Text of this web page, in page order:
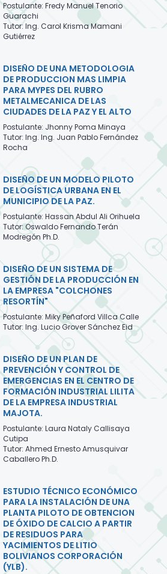
Postulante: Fredy Manuel Tenorio
Guarachi
Tutor: Ing. Carol Krisma Mamani
Gutiérrez
DISEÑO DE UNA METODOLOGIA
DE PRODUCCION MAS LIMPIA
PARA MYPES DEL RUBRO
METALMECANICA DE LAS
CIUDADES DE LA PAZ Y EL ALTO
Postulante: Jhonny Poma Minaya
Tutor: Ing. Ing. Juan Pablo Fernández
Rocha
DISEÑO DE UN MODELO PILOTO
DE LOGÍSTICA URBANA EN EL
MUNICIPIO DE LA PAZ.
Postulante: Hassan Abdul Ali Orihuela
Tutor: Oswaldo Fernando Terán
Modregón Ph.D.
DISEÑO DE UN SISTEMA DE
GESTIÓN DE LA PRODUCCIÓN EN
LA EMPRESA "COLCHONES
RESORTÍN"
Postulante: Miky Peñaford Villca Calle
Tutor: Ing. Lucio Grover Sánchez Eid
DISEÑO DE UN PLAN DE
PREVENCIÓN Y CONTROL DE
EMERGENCIAS EN EL CENTRO DE
FORMACIÓN INDUSTRIAL LILITA
DE LA EMPRESA INDUSTRIAL
MAJOTA.
Postulante: Laura Nataly Callisaya
Cutipa
Tutor: Ahmed Ernesto Amusquivar
Caballero Ph.D.
ESTUDIO TÉCNICO ECONÓMICO
PARA LA INSTALACIÓN DE UNA
PLANTA PILOTO DE OBTENCION
DE ÓXIDO DE CALCIO A PARTIR
DE RESIDUOS PARA
YACIMIENTOS DE LITIO
BOLIVIANOS CORPORACIÓN
(YLB).